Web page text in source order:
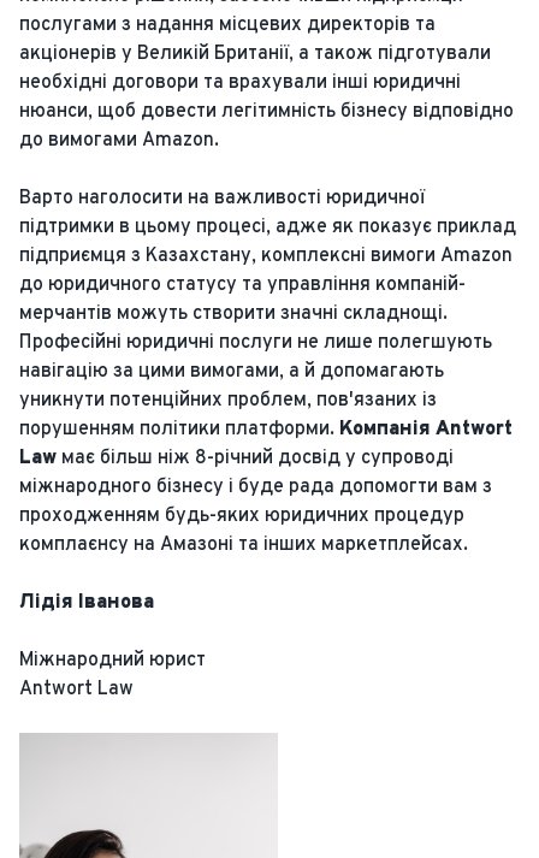
послугами з надання місцевих директорів та
акціонерів у Великій Британії, а також підготували
необхідні договори та врахували інші юридичні
нюанси, щоб довести легітимність бізнесу відповідно
до вимогами Amazon.
Варто наголосити на важливості юридичної
підтримки в цьому процесі, адже як показує приклад
підприємця з Казахстану, комплексні вимоги Amazon
до юридичного статусу та управління компаній-
мерчантів можуть створити значні складнощі.
Професійні юридичні послуги не лише полегшують
навігацію за цими вимогами, а й допомагають
уникнути потенційних проблем, пов'язаних із
порушенням політики платформи. Компанія Antwort
Law має більш ніж 8-річний досвід у супроводі
міжнародного бізнесу і буде рада допомогти вам з
проходженням будь-яких юридичних процедур
комплаєнсу на Амазоні та інших маркетплейсах.
Лідія Іванова
Міжнародний юрист
Antwort Law